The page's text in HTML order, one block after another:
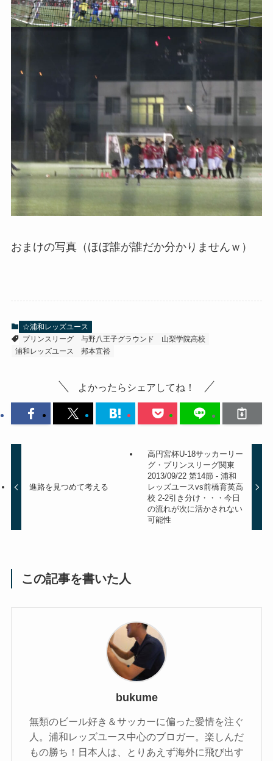
おまけの写真（ほぼ誰が誰だか分かりませんｗ）
☆浦和レッズユース
プリンスリーグ
与野八王子グラウンド
山梨学院高校
浦和レッズユース
邦本宜裕
よかったらシェアしてね！
進路を見つめて考える
高円宮杯U-18サッカーリー
グ・プリンスリーグ関東
2013/09/22 第14節 - 浦和
レッズユースvs前橋育英高
校 2-2引き分け・・・今日
の流れが次に活かされない
可能性
この記事を書いた人
bukume
無類のビール好き＆サッカーに偏った愛情を注ぐ
人。浦和レッズユース中心のブロガー。楽しんだ
もの勝ち！日本人は、とりあえず海外に飛び出す